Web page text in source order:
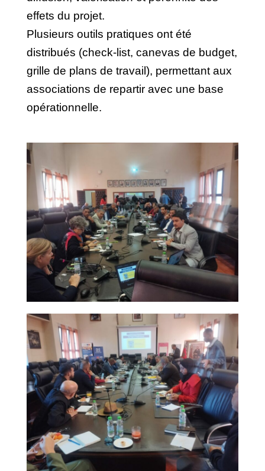
effets du projet.
Plusieurs outils pratiques ont été
distribués (check-list, canevas de budget,
grille de plans de travail), permettant aux
associations de repartir avec une base
opérationnelle.